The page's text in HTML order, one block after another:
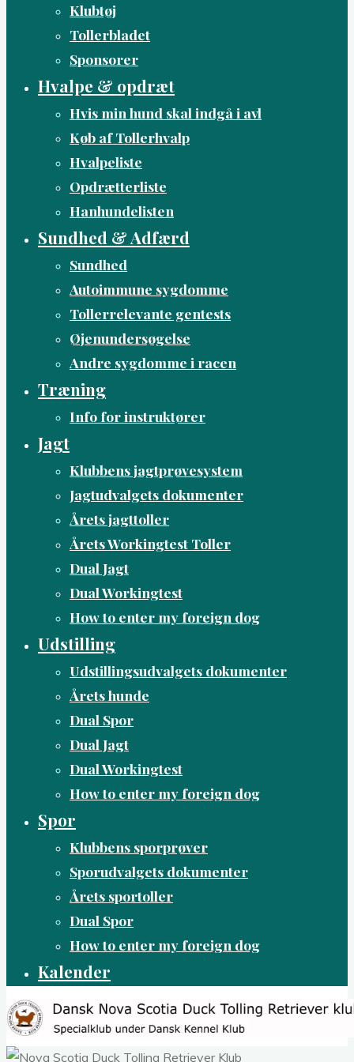
Klubtøj
Tollerbladet
Sponsorer
Hvalpe & opdræt
Hvis min hund skal indgå i avl
Køb af Tollerhvalp
Hvalpeliste
Opdrætterliste
Hanhundelisten
Sundhed & Adfærd
Sundhed
Autoimmune sygdomme
Tollerrelevante gentests
Øjenundersøgelse
Andre sygdomme i racen
Træning
Info for instruktører
Jagt
Klubbens jagtprøvesystem
Jagtudvalgets dokumenter
Årets jagttoller
Årets Workingtest Toller
Dual Jagt
Dual Workingtest
How to enter my foreign dog
Udstilling
Udstillingsudvalgets dokumenter
Årets hunde
Dual Spor
Dual Jagt
Dual Workingtest
How to enter my foreign dog
Spor
Klubbens sporprøver
Sporudvalgets dokumenter
Årets sportoller
Dual Spor
How to enter my foreign dog
Kalender